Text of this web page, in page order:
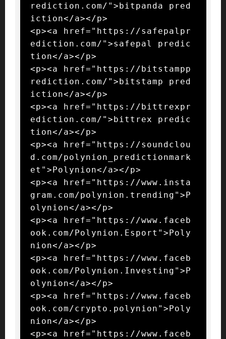
rediction.com/">bitpanda pred
iction</a></p>
<p><a href="https://safepalpr
ediction.com/">safepal predic
tion</a></p>
<p><a href="https://bitstampp
rediction.com/">bitstamp pred
iction</a></p>
<p><a href="https://bittrexpr
ediction.com/">bittrex predic
tion</a></p>
<p><a href="https://soundclou
d.com/polynion_predictionmark
et">Polynion</a></p>
<p><a href="https://www.insta
gram.com/polynion.trending">P
olynion</a></p>
<p><a href="https://www.faceb
ook.com/Polynion.Esport">Poly
nion</a></p>
<p><a href="https://www.faceb
ook.com/Polynion.Investing">P
olynion</a></p>
<p><a href="https://www.faceb
ook.com/crypto.polynion">Poly
nion</a></p>
<p><a href="https://www.faceb